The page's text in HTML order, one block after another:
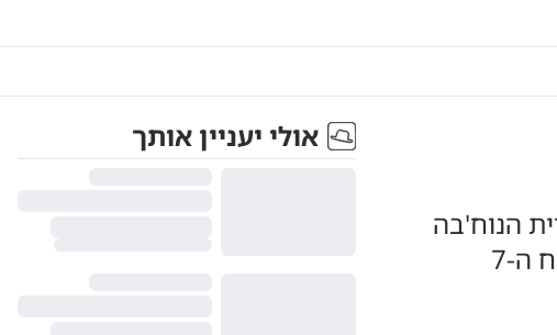
הנוח'בה
שפשט למחנה רעים בטבח ה-7
אולי יעניין אותך